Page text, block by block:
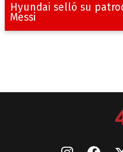
Hyundai selló su
Messi